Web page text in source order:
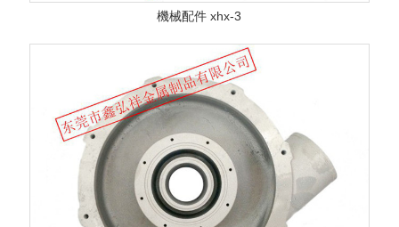
機械配件 xhx-3